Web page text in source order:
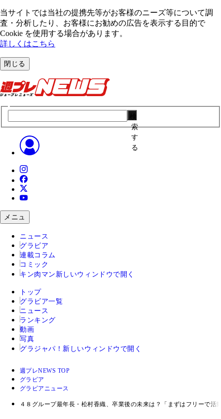
当サイトでは当社の提携先等がお客様のニーズ等について調
査・分析したり、お客様にお勧めの広告を表⽰する⽬的で
Cookie を使⽤する場合があります。
詳しくはこちら
閉じる
索
す
る
メニュ
ニュース
グラビア
連載コラム
コミック
キン肉マン 新しいウィンドウで開く
トップ
グラビア一覧
ニュース
ランキング
動画
写真
グラジャパ！ 新しいウィンドウで開く
週プレNEWS TOP
グラビア
グラビアニュース
４８グループ最年長・松村香織、卒業後の未来は？「まずはフリーで